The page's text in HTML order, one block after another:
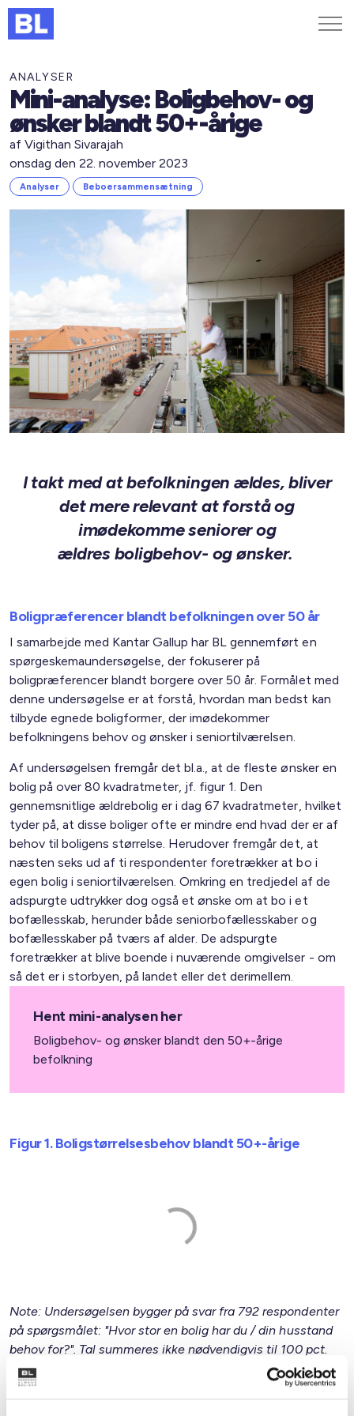
Genveje
Find medarbejder
Kurser og arrangementer
Jobportalen
MitBL
ANALYSER
Mini-analyse: Boligbehov- og
ønsker blandt 50+-årige
af Vigithan Sivarajah
onsdag den 22. november 2023
Analyser Beboersammensætning
I takt med at befolkningen ældes, bliver
det mere relevant at forstå og
imødekommeseniorer og
ældres boligbehov- og ønsker.
Hent mini-analysen her
Boligbehov- og ønsker blandt den 50+-årige
befolkning
Boligpræferencer blandt befolkningen over 50 år
I samarbejde med Kantar Gallup har BL gennemført en
spørgeskemaundersøgelse, der fokuserer på
boligpræferencer blandt borgere over 50 år. Formålet med
denne undersøgelse er at forstå, hvordan man bedst kan
tilbyde egnede boligformer, der imødekommer
befolkningens behov og ønsker i seniortilværelsen.
Af undersøgelsen fremgår det bl.a., at de fleste ønsker en
bolig på over 80 kvadratmeter, jf. figur 1. Den
gennemsnitlige ældrebolig er i dag 67 kvadratmeter, hvilket
tyder på, at disse boliger ofte er mindre end hvad der er af
behov til boligens størrelse. Herudover fremgår det, at
næsten seks ud af ti respondenter foretrækker at bo i
egen bolig i seniortilværelsen. Omkring en tredjedel af de
adspurgte udtrykker dog også et ønske om at bo i et
bofællesskab, herunder både seniorbofællesskaber og
bofællesskaber på tværs af alder. De adspurgte
foretrækker at blive boende i nuværende omgivelser - om
så det er i storbyen, på landet eller det derimellem.
Figur 1. Boligstørrelsesbehov blandt 50+-årige
Note: Undersøgelsen bygger på svar fra 792 respondenter
på spørgsmålet: "Hvor stor en bolig har du / din husstand
behov for?". Tal summeres ikke nødvendigvis til 100 pct.
pga. svarmuligheden ”Ved ikke”. Respondenterne vægtes
for at sikre repræsentativitet.